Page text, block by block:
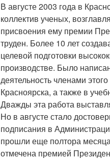
В августе 2003 года в
коллектив ученых,
присвоения ему премии
труден. Более 10 лет
целевой подготовки
производстве. Было
деятельность членами
Красноярска, а также в
Дважды эта работа
Но в августе стало
подписания в
прошли еще полтора
отмечена премией